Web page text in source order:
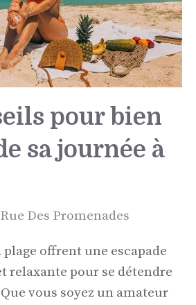
pour bien
sa journée à
Rue Des Promenades
plage offrent une escapade
relaxante pour se détendre
vous soyez un amateur